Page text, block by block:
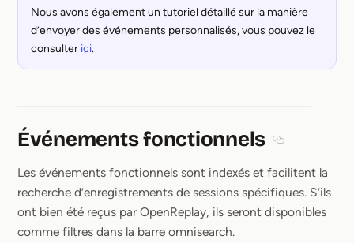
Nous avons également un tutoriel détaillé sur la manière
d’envoyer des événements personnalisés, vous pouvez le
consulter ici.
Événements fonctionnels
Les événements fonctionnels sont indexés et facilitent la
recherche d’enregistrements de sessions spécifiques. S’ils
ont bien été reçus par OpenReplay, ils seront disponibles
comme filtres dans la barre omnisearch.